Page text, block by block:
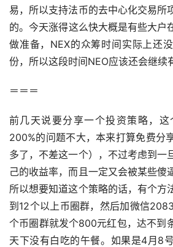
易，所以支持法币的去中心化交易所
的。今天涨得这么快大概是有些大户
做准备，NEX的众筹时间实际上还
份，所以这段时间NEO应该还会继续
＝＝＝
前几天说要分享一个投资策略，
200%的问题不大，本来打算免费分
多了，不差这一个），不过考虑到一
己的收益率，而且一定又会被某些傻
所以想要知道这个策略的话，有个方
到12个以上币圈群，然后加微信
个币圈群就发个800元红包，达不到
天下没有白吃的午餐。如果是4月8